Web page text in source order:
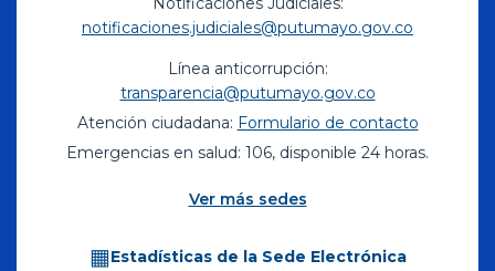
notificaciones.judiciales@putumayo.gov.co
Línea anticorrupción:
transparencia@putumayo.gov.co
Atención ciudadana: Formulario de contacto
Emergencias en salud: 106, disponible 24 horas.
Ver más sedes
▦Estadísticas de la Sede Electrónica